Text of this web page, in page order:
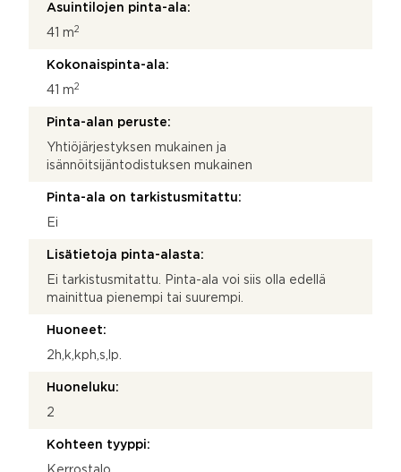
Asuintilojen pinta-ala:
41 m2
Kokonaispinta-ala:
41 m2
Pinta-alan peruste:
Yhtiöjärjestyksen mukainen ja
isännöitsijäntodistuksen mukainen
Pinta-ala on tarkistusmitattu:
Ei
Lisätietoja pinta-alasta:
Ei tarkistusmitattu. Pinta-ala voi siis olla edellä
mainittua pienempi tai suurempi.
Huoneet:
2h,k,kph,s,lp.
Huoneluku:
2
Kohteen tyyppi: